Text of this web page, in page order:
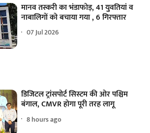
मानव तस्करी का भंडाफोड़, 41 युवतियां व
नाबालिगों को बचाया गया , 6 गिरफ्तार
07 Jul 2026
डिजिटल ट्रांसपोर्ट सिस्टम की ओर पश्चिम
बंगाल, CMVR होगा पूरी तरह लागू
8 hours ago